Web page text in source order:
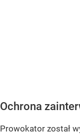
Ochrona
Prowokator został